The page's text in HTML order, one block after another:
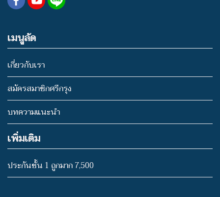
เมนูลัด
เกี่ยวกับเรา
สมัครสมาชิกศรีกรุง
บทความแนะนำ
เพิ่มเติม
ประกันชั้น 1 ถูกมาก 7,500